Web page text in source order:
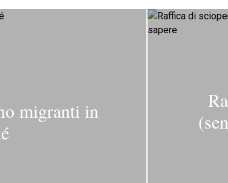
migranti in